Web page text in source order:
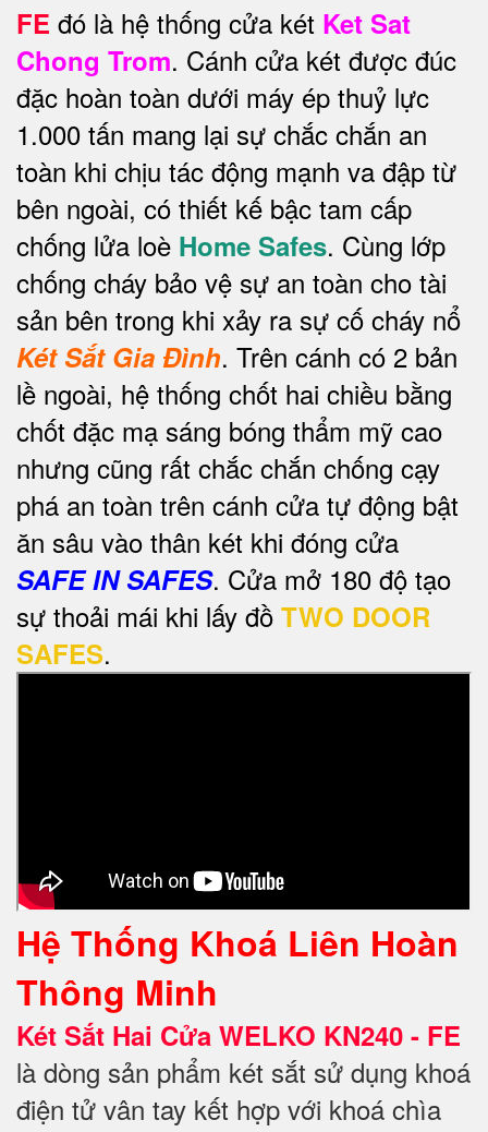
FE đó là hệ thống cửa két Ket Sat
Chong Trom. Cánh cửa két được đúc
đặc hoàn toàn dưới máy ép thuỷ lực
1.000 tấn mang lại sự chắc chắn an
toàn khi chịu tác động mạnh va đập từ
bên ngoài, có thiết kế bậc tam cấp
chống lửa loè Home Safes. Cùng lớp
chống cháy bảo vệ sự an toàn cho tài
sản bên trong khi xảy ra sự cố cháy nổ
Két Sắt Gia Đình. Trên cánh có 2 bản
lề ngoài, hệ thống chốt hai chiều bằng
chốt đặc mạ sáng bóng thẩm mỹ cao
nhưng cũng rất chắc chắn chống cạy
phá an toàn trên cánh cửa tự động bật
ăn sâu vào thân két khi đóng cửa
SAFE IN SAFES. Cửa mở 180 độ tạo
sự thoải mái khi lấy đồ TWO DOOR
SAFES.
Hệ Thống Khoá Liên Hoàn
Thông Minh
Két Sắt Hai Cửa WELKO KN240 - FE
là dòng sản phẩm két sắt sử dụng khoá
điện tử vân tay kết hợp với khoá chìa